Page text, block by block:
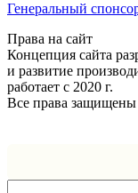
Генеральный
Права на сайт
Концепция сайта
и развитие
работает с 2020 г.
Все права защищены